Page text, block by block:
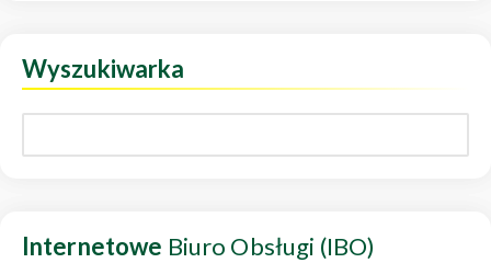
Wyszukiwarka
Internetowe Biuro Obsługi (IBO)